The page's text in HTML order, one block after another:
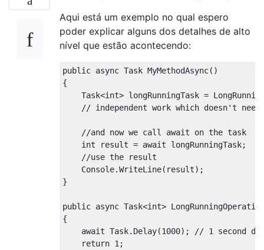
Aqui está um exemplo no qual espero
poder explicar alguns dos detalhes de alto
nível que estão acontecendo:
public async Task MyMethodAsync()
{
Task<int> longRunningTask =
// independent work which doesn't
//and now we call await on the task
int result = await longRunningTask;
//use the result
Console.WriteLine( result);
}
public async Task<int>
{
await Task. Delay(1000);
// 1 second
return 1 ;